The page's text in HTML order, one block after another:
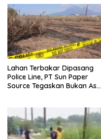
Lahan Terbakar Dipasang
Police Line, PT Sun Paper
Source Tegaskan Bukan Aset